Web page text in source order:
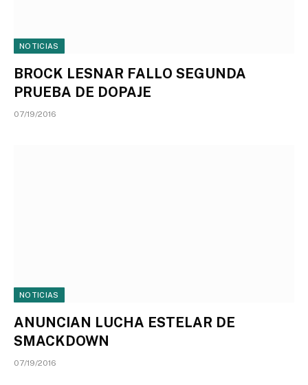
NOTICIAS
BROCK LESNAR FALLO SEGUNDA
PRUEBA DE DOPAJE
07/19/2016
NOTICIAS
ANUNCIAN LUCHA ESTELAR DE
SMACKDOWN
07/19/2016